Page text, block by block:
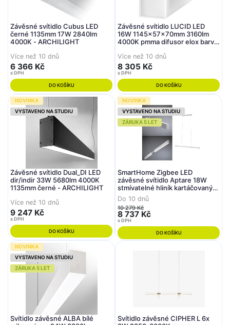
Závěsné svítidlo Cubus LED
černé 1135mm 17W 2840lm
4000K - ARCHILIGHT
Více než 10 dnů
6 366 Kč
s DPH
DO KOŠÍKU
Závěsné svítidlo LUCID LED
16W 1145x57x70mm 3160lm
4000K pmma difusor elox barva
Více než 10 dnů
8 305 Kč
s DPH
DO KOŠÍKU
NOVINKA
VYSTAVENO NA STUDIU
Závěsné svítidlo Dual_DI LED
dir/indir 33W 5680lm 4000K
1135mm černé - ARCHILIGHT
Více než 10 dnů
9 247 Kč
s DPH
DO KOŠÍKU
NOVINKA
VYSTAVENO NA STUDIU
ZÁRUKA 5 LET
SmartHome Zigbee LED
závěsné svítidlo Aptare 18W
stmívatelné hliník kartáčovaný
kov - PAULMANN
Do 10 dnů
10 279 Kč
8 737 Kč
s DPH
DO KOŠÍKU
NOVINKA
VYSTAVENO NA STUDIU
ZÁRUKA 5 LET
Svítidlo závěsné ALBA bílé
Svítidlo závěsné CIPHER L 6x